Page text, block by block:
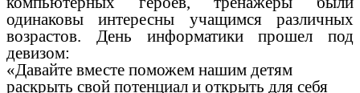
одинаковы интересны учащимся различных
возрастов. День информатики прошел под
девизом:
«Давайте вместе поможем нашим детям
раскрыть свой потенциал и открыть для себя